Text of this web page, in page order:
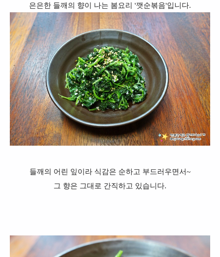
은은한 들깨의 향이 나는 봄요리 '깻순볶음'입니다.
들깨의 어린 잎이라 식감은 순하고 부드러우면서~
그 향은 그대로 간직하고 있습니다.